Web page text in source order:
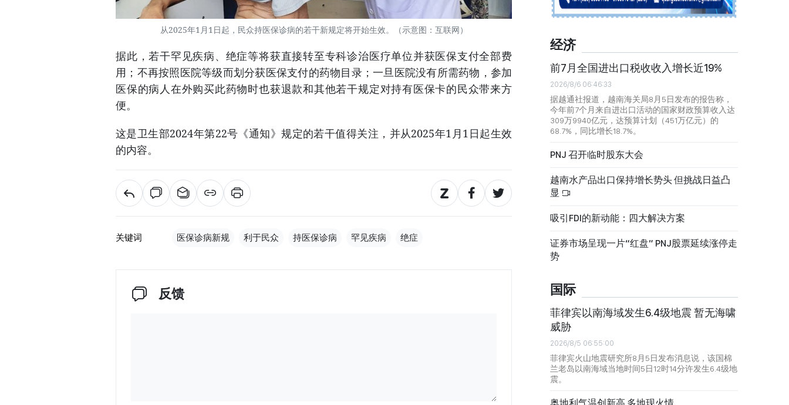
从2025年1月1日起，民众持医保诊病的若干新规定将开始生效。（示意图：互联网）
据此，若干罕见疾病、绝症等将获直接转至专科诊治医疗单位并获医保支付全部费
用；不再按照医院等级而划分获医保支付的药物目录；一旦医院没有所需药物，参加
医保的病人在外购买此药物时也获退款和其他若干规定对持有医保卡的民众带来方
便。
这是卫生部2024年第22号《通知》规定的若干值得关注，并从2025年1月1日起生效
的内容。
关键词 医保诊病新规 利于民众 持医保诊病 罕见疾病 绝症
反馈
经济
前7月全国进出口税收收入增长近19%
2026/8/6 06:46:33
据越通社报道，越南海关局8月5日发布的报告称，
今年前7个月来自进出口活动的国家财政预算收入达
309万9940亿元，达预算计划（451万亿元）的
68.7%，同比增长18.7%。
PNJ 召开临时股东大会
越南水产品出口保持增长势头 但挑战日益凸
显
吸引FDI的新动能：四大解决方案
证券市场呈现一片“红盘” PNJ股票延续涨停走
势
国际
菲律宾以南海域发生6.4级地震 暂无海啸
威胁
2026/8/5 06:55:00
菲律宾火山地震研究所8月5日发布消息说，该国棉
兰老岛以南海域当地时间5日12时14分许发生6.4级地
震。
奥地利气温创新高 多地现火情